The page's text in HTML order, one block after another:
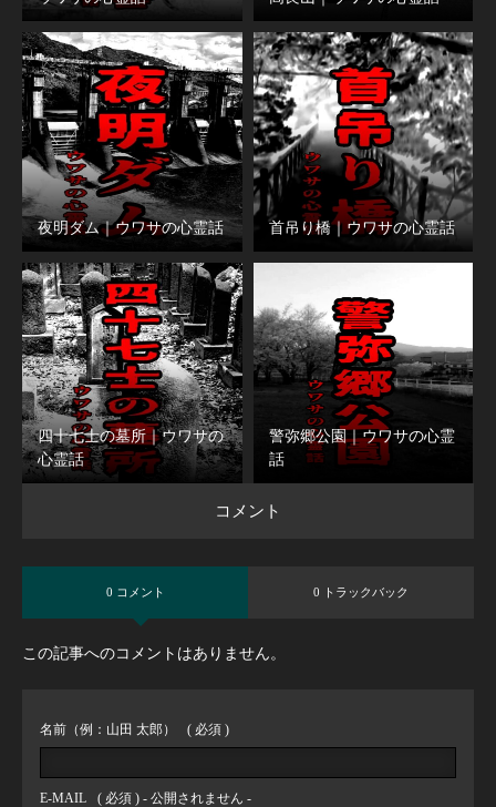
夜明ダム｜ウワサの心霊話 首吊り橋｜ウワサの心霊話
四十七士の墓所｜ウワサの
心霊話
警弥郷公園｜ウワサの心霊
話
コメント
0 コメント 0 トラックバック
この記事へのコメントはありません。
名前（例：山田 太郎） ( 必須 )
E-MAIL ( 必須 ) - 公開されません -